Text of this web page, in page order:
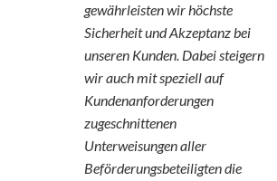
gewährleisten wir höchste
Sicherheit und Akzeptanz bei
unseren Kunden. Dabei steigern
wir auch mit speziell auf
Kundenanforderungen
zugeschnittenen
Unterweisungen aller
Beförderungsbeteiligten die